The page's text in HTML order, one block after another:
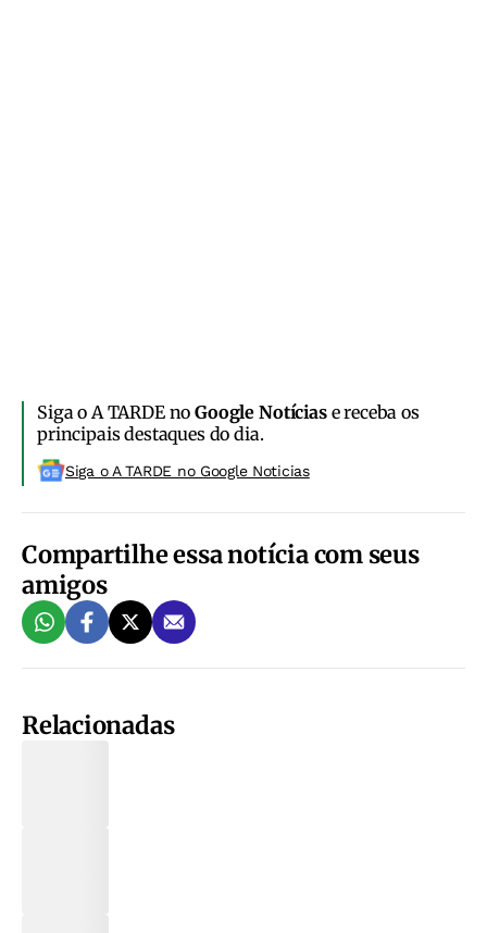
Siga o A TARDE noGoogle Notíciase receba os
principais destaques do dia.
Siga o A TARDE no Google Noticias
Compartilhe essa notícia com seus
amigos
Relacionadas